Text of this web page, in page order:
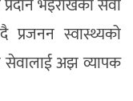
प्रदान भइराखेका सेवा
प्रजनन स्वास्थ्यको
सेवालाई अझ व्यापक